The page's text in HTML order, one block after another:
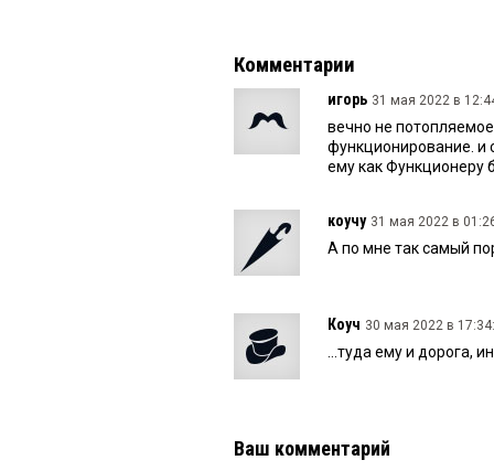
Комментарии
игорь 31 мая 2022 в
вечно не
функционирование. и
ему как Функционеру
коучу 31 мая 2022 в
А по мне так самый
Коуч 30 мая 2022 в 17:34:
...туда ему и дорога,
Ваш комментарий